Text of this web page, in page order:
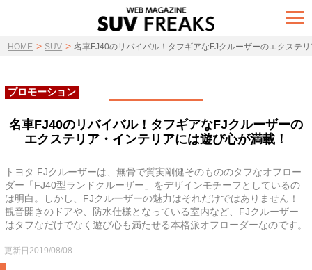
t
o
g
g
a
n
HOME > SUV > 名車FJ40のリバイバル！タフギアなFJクルーザーのエクステ
プロモーション
名車FJ40のリバイバル！タフギアなFJクルーザーの
エクステリア・インテリアには遊び心が満載！
トヨタ FJクルーザーは、無骨で質実剛健そのもののタフなオフロー
ダー「FJ40型ランドクルーザー」をデザインモチーフとしているの
は明白。しかし、FJクルーザーの魅力はそれだけではありません！
観音開きのドアや、防水仕様となっている室内など、FJクルーザー
はタフなだけでなく遊び心も満たせる本格派オフローダーなのです。
更新日2019/08/08